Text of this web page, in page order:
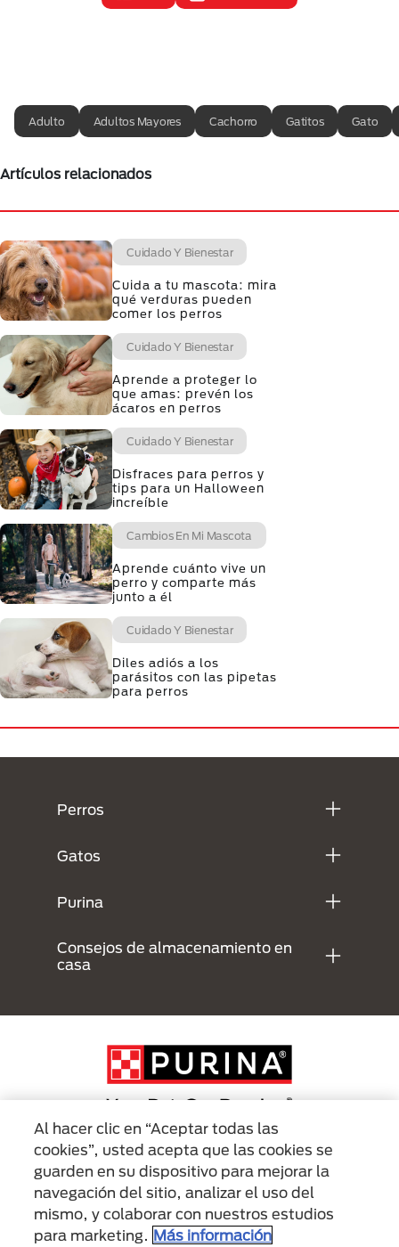
Adulto Adultos Mayores Cachorro Gatitos Gato
Artículos relacionados
Cuidado Y Bienestar
Cuida a tu mascota: mira
qué verduras pueden
comer los perros
Cuidado Y Bienestar
Aprende a proteger lo
que amas: prevén los
ácaros en perros
Cuidado Y Bienestar
Disfraces para perros y
tips para un Halloween
increíble
Cambios En Mi Mascota
Aprende cuánto vive un
perro y comparte más
junto a él
Cuidado Y Bienestar
Diles adiós a los
parásitos con las pipetas
para perros
Perros
Gatos
Purina
Consejos de almacenamiento en
casa
Menu Footer Secundario Purina
All Nestlé Purina trademarks owned by Société des Produits Nestlé S.A.,
Vevey, Switzerland or are used with permission.
Al hacer clic en “Aceptar todas las
cookies”, usted acepta que las cookies se
guarden en su dispositivo para mejorar la
navegación del sitio, analizar el uso del
mismo, y colaborar con nuestros estudios
para marketing. Más información